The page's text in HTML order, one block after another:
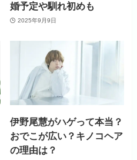
婚予定や馴れ初めも
2025年9月9日
伊野尾慧がハゲって本当？
おでこが広い？キノコヘア
の理由は？